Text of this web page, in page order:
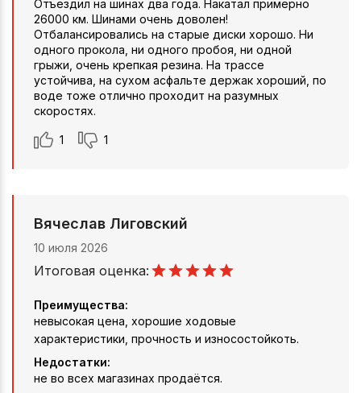
Отъездил на шинах два года. Накатал примерно
26000 км. Шинами очень доволен!
Отбалансировались на старые диски хорошо. Ни
одного прокола, ни одного пробоя, ни одной
грыжи, очень крепкая резина. На трассе
устойчива, на сухом асфальте держак хороший, по
воде тоже отлично проходит на разумных
скоростях.
1 1
Вячеслав Лиговский
10 июля 2026
Итоговая оценка:
Преимущества:
невысокая цена, хорошие ходовые
характеристики, прочность и износостойкоть.
Недостатки:
не во всех магазинах продаётся.